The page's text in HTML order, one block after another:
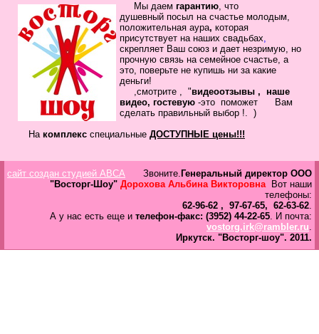
Статьи
Галерея
Гостевая
Вход для клиентов
Пользователь
Запомнить
Мы даем гарантию, что
душевный посыл на счастье молодым,
положительная аура, которая
присутствует на наших свадьбах,
скрепляет Ваш союз и дает незримую, но
прочную связь на семейное счастье, а
это, поверьте не купишь ни за какие
деньги!
,смотрите , "видеоотзывы , наше
видео, гостевую -это поможет Вам
сделать правильный выбор !. )
Накомплекс специальные ДОСТУПНЫЕ цены!!!
сайт создан студией ABCA Звоните. Генеральный директор ООО
"Восторг-Шоу" Дорохова Альбина ВикторовнаВот наши
телефоны:
62-96-62 , 97-67-65, 62-63-62.
А у нас есть еще и телефон-факс: (3952) 44-22-65. И почта:
vostorg.irk@rambler.ru.
Иркутск. "Восторг-шоу". 2011.